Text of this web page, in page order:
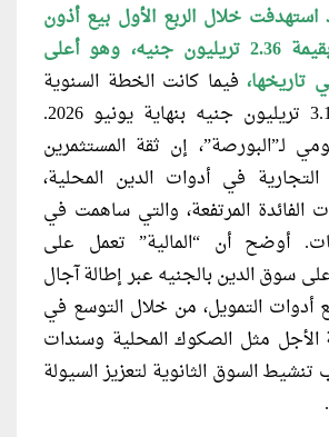
استهدفت خلال الربع الأول بيع أذون
وسندات خزانة بقيمة 2.36 تريليون جنيه، وهو أعلى
فيما كانت الخطة السنوية
تستهدف نحو 3.18 تريليون جنيه بنهاية يونيو 2026.
لـ”البورصة”، إن ثقة المستثمرين
التجارية في أدوات الدين المحلية،
الفائدة المرتفعة، والتي ساهمت في
أوضح أن “المالية” تعمل على
سوق الدين بالجنيه عبر إطالة آجال
أدوات التمويل، من خلال التوسع في
الأجل مثل الصكوك المحلية وسندات
تنشيط السوق الثانوية لتعزيز السيولة